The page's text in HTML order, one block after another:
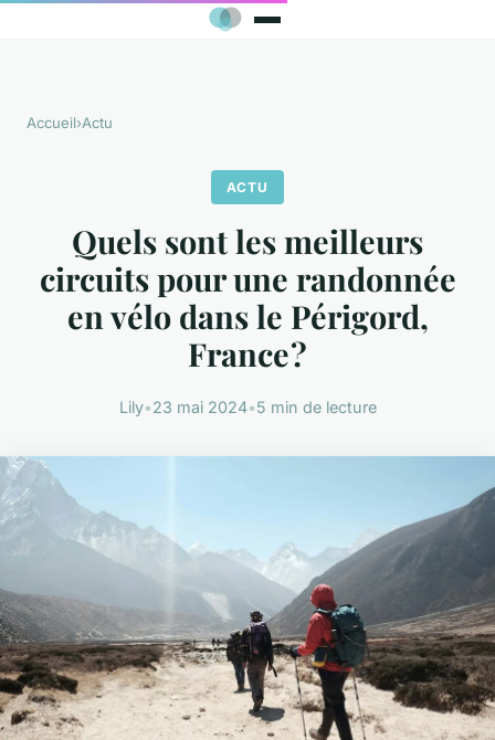
Accueil›Actu
ACTU
Quels sont les meilleurs
circuits pour une randonnée
en vélo dans le Périgord,
France ?
Lily•23 mai 2024•5 min de lecture